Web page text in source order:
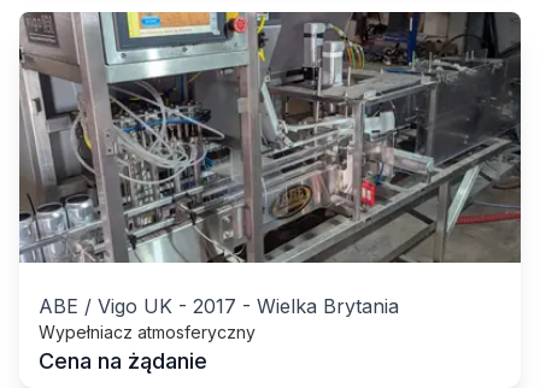
ABE / Vigo UK - 2017 - Wielka Brytania
Wypełniacz atmosferyczny
Cena na żądanie